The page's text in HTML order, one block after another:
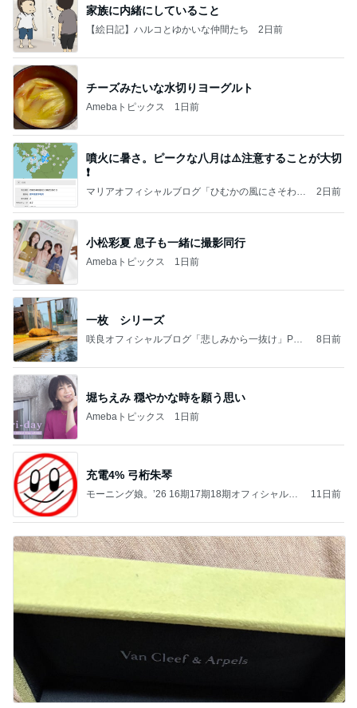
家族に内緒にしていること
【絵日記】ハルコとゆかいな仲間たち 2日前
チーズみたいな水切りヨーグルト
Amebaトピックス 1日前
噴火に暑さ。ピークな八月は⚠️注意することが大切
❗️
マリアオフィシャルブログ「ひむかの風にさそわれ
2日前
小松彩夏 息子も一緒に撮影同行
Amebaトピックス 1日前
一枚 シリーズ
咲良オフィシャルブログ「悲しみから一抜け」Pow
8日前
堀ちえみ 穏やかな時を願う思い
Amebaトピックス 1日前
充電4% 弓桁朱琴
モーニング娘。’26 16期17期18期オフィシャルブ
11日前